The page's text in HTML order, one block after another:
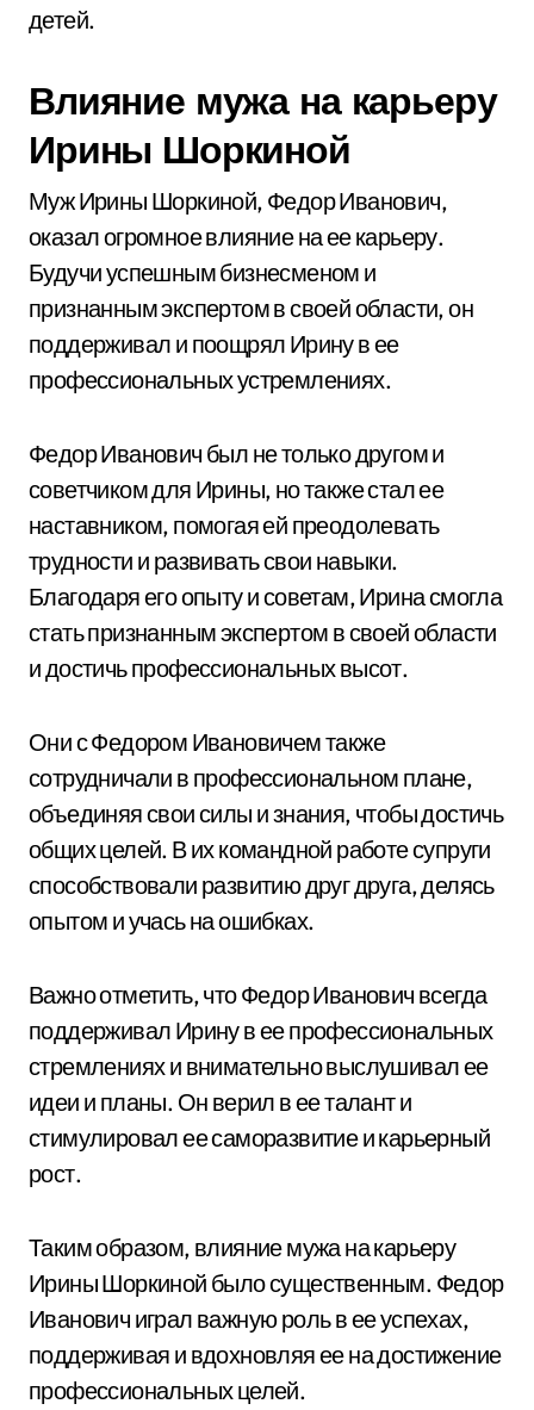
детей.
Влияние мужа на карьеру
Ирины Шоркиной
Муж Ирины Шоркиной, Федор Иванович,
оказал огромное влияние на ее карьеру.
Будучи успешным бизнесменом и
признанным экспертом в своей области, он
поддерживал и поощрял Ирину в ее
профессиональных устремлениях.
Федор Иванович был не только другом и
советчиком для Ирины, но также стал ее
наставником, помогая ей преодолевать
трудности и развивать свои навыки.
Благодаря его опыту и советам, Ирина смогла
стать признанным экспертом в своей области
и достичь профессиональных высот.
Они с Федором Ивановичем также
сотрудничали в профессиональном плане,
объединяя свои силы и знания, чтобы достичь
общих целей. В их командной работе супруги
способствовали развитию друг друга, делясь
опытом и учась на ошибках.
Важно отметить, что Федор Иванович всегда
поддерживал Ирину в ее профессиональных
стремлениях и внимательно выслушивал ее
идеи и планы. Он верил в ее талант и
стимулировал ее саморазвитие и карьерный
рост.
Таким образом, влияние мужа на карьеру
Ирины Шоркиной было существенным. Федор
Иванович играл важную роль в ее успехах,
поддерживая и вдохновляя ее на достижение
профессиональных целей.